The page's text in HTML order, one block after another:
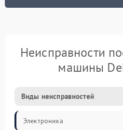
Неисправности
машины
Виды неисправностей
Электроника